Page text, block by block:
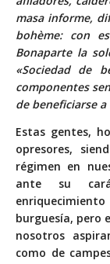
masa informe,
bohème: con
Bonaparte la
«Sociedad de
componentes
de beneficiarse
Estas gentes,
opresores,
régimen en
ante su
burguesía, pero
nosotros
como de